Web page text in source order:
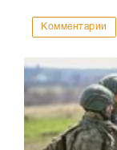
Комментарии